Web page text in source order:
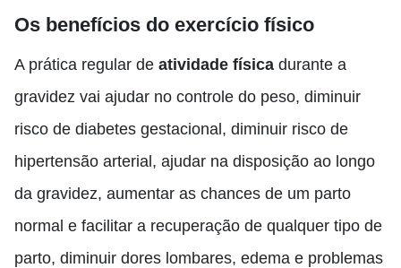
Os benefícios do exercício físico
A prática regular de atividade física durante a
gravidez vai ajudar no controle do peso, diminuir
risco de diabetes gestacional, diminuir risco de
hipertensão arterial, ajudar na disposição ao longo
da gravidez, aumentar as chances de um parto
normal e facilitar a recuperação de qualquer tipo de
parto, diminuir dores lombares, edema e problemas